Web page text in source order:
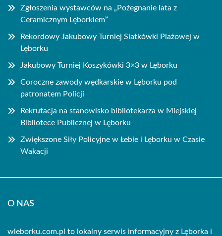
Zgłoszenia wystawców na „Pożegnanie lata z
Ceramicznym Lęborkiem”
Rekordowy Jakubowy Turniej Siatkówki Plażowej w
Lęborku
Jakubowy Turniej Koszykówki 3×3 w Lęborku
Coroczne zawody wędkarskie w Lęborku pod
patronatem Policji
Rekrutacja na stanowisko bibliotekarza w Miejskiej
Bibliotece Publicznej w Lęborku
Zwiększone Siły Policyjne w Łebie i Lęborku w Czasie
Wakacji
O NAS
wleborku.com.pl to lokalny serwis informacyjny z Lęborka i